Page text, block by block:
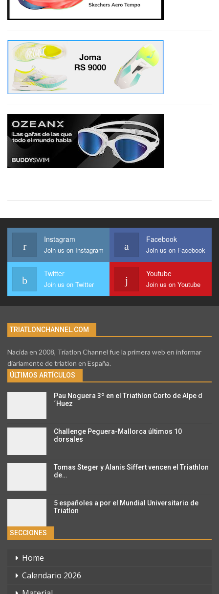
Instagram
Join us on Instagram
Facebook
Join us on Facebook
Twitter
Join us on Twitter
Youtube
Join us on Youtube
TRIATLONCHANNEL.COM
Nacida en 2008, Triatlon Channel fue la primera web en informar
diariamente de triatlon en España.
ÚLTIMOS ARTÍCULOS
Pau Noguera 3º en el Triathlon Corto de Alpe d
´Huez
Challenge Peguera-Mallorca últimos 10
dorsales
Tomas Steger y Alanis Siffert vencen el Triathlon
de…
5 españoles a por el Mundial Universitario de
Triatlon
SECCIONES
Home
Calendario 2026